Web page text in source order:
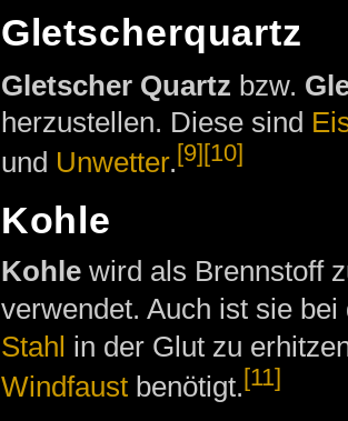
Gletscherquartz
Gletscher Quartz bzw.
herzustellen. Diese sind
und Unwetter. [9] [10]
Kohle
Kohlewird als Brennstoff
verwendet. Auch ist sie
Stahl in der Glut zu
Windfaustbenötigt.[11]